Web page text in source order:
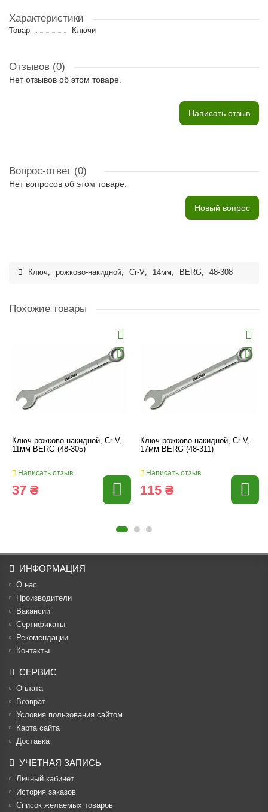
Характеристики
Товар Ключи
Отзывов (0)
Нет отзывов об этом товаре.
Написать отзыв
Вопрос-ответ (0)
Нет вопросов об этом товаре.
Новый вопрос
Ключ, рожково-накидной, Cr-V, 14мм, BERG, 48-308
Похожие товары
Ключ рожково-накидной, Cr-V,
11мм BERG (48-305)
Написать отзыв
37 ₴
Ключ рожково-накидной, Cr-V,
17мм BERG (48-311)
Написать отзыв
115 ₴
ИНФОРМАЦИЯ
О нас
Производители
Вакансии
Cертификаты
Рекомендации
Контакты
СЕРВИС
Оплата
Возврат
Условия пользования сайтом
Карта сайта
Доставка
УЧЕТНАЯ ЗАПИСЬ
Личный кабинет
История заказов
Список желаемых товаров